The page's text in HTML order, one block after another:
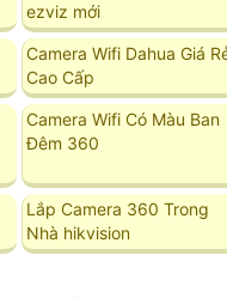
ezviz mới
Camera Wifi Dahua Giá
Cao Cấp
Camera Wifi Có Màu Ban
Đêm 360
Lắp Camera 360 Trong
Nhà hikvision